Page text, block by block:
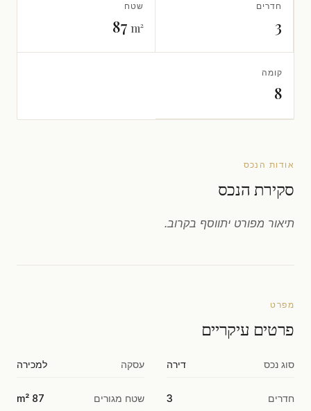
חדרים
3
שטח
87 m²
קומה
8
אודות הנכס
סקירת הנכס
תיאור מפורט יתווסף בקרוב.
מפרט
פרטים עיקריים
סוג נכס דירה עסקה למכירה
חדרים 3 שטח מגורים 87 m²